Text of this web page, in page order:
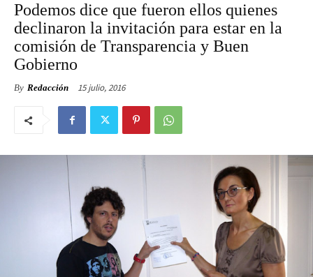
Podemos dice que fueron ellos quienes
declinaron la invitación para estar en la
comisión de Transparencia y Buen
Gobierno
By Redacción 15 julio, 2016